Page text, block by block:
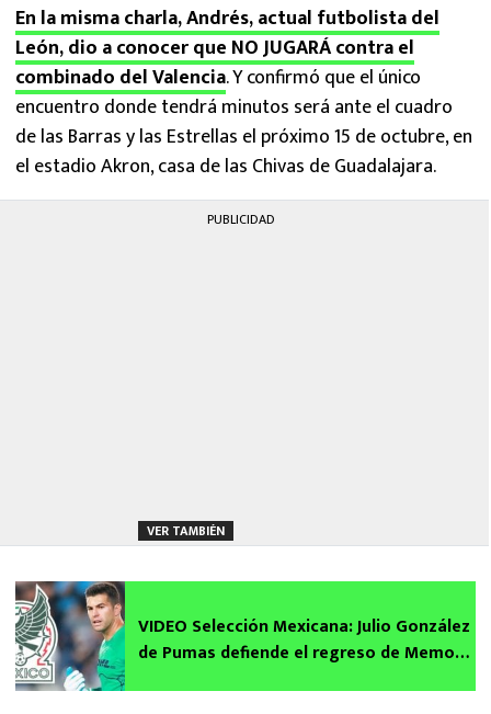
En la misma charla, Andrés, actual futbolista del
León, dio a conocer que NO JUGARÁ contra el
combinado del Valencia. Y confirmó que el único
encuentro donde tendrá minutos será ante el cuadro
de las Barras y las Estrellas el próximo 15 de octubre, en
el estadio Akron, casa de las Chivas de Guadalajara.
PUBLICIDAD
VER TAMBIÉN
VIDEO Selección Mexicana: Julio González
de Pumas defiende el regreso de Memo